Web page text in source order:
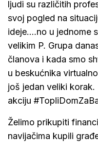
ljudi su različitih
svoj pogled na
ideje....no u jednome
velikim P. Grupa
članova i kada smo
u beskućnika
još jedan veliki korak.
akciju
Želimo prikupiti
navijačima kupili